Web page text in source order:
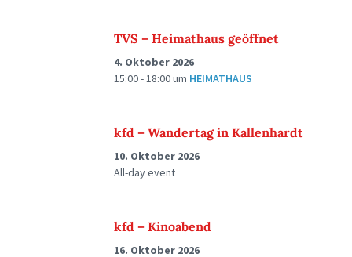
TVS – Heimathaus geöffnet
4. Oktober 2026
15:00 - 18:00um HEIMATHAUS
kfd – Wandertag in Kallenhardt
10. Oktober 2026
All-day event
kfd – Kinoabend
16. Oktober 2026